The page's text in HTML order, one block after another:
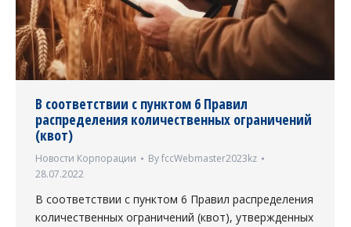
В соответствии с пунктом 6 Правил
распределения количественных ограничений
(квот)
Новости Корпорации ByfccWebmaster2023kz
28.07.2022
В соответствии с пунктом 6 Правил распределения
количественных ограничений (квот), утвержденных